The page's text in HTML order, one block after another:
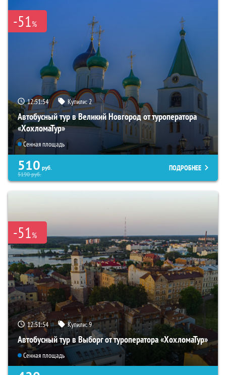
-51%
12:51:53 Купили:2
Автобусный тур в Великий Новгород от туроператора
«ХохломаТур»
Сенная площадь
510 руб.
5190руб.
ПОДРОБНЕЕ
-51%
12:51:53 Купили:9
Автобусный тур в Выборг от туроператора «ХохломаТур»
Сенная площадь